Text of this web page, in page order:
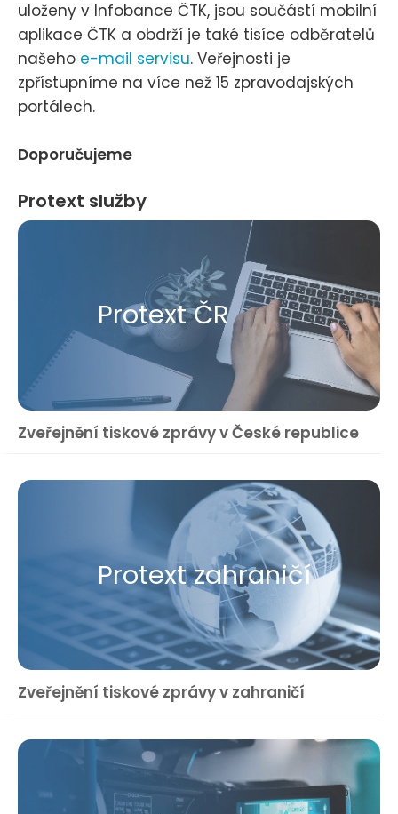
uloženy v Infobance ČTK, jsou součástí mobilní
aplikace ČTK a obdrží je také tisíce odběratelů
našeho e-mail servisu. Veřejnosti je
zpřístupníme na více než 15 zpravodajských
portálech.
Doporučujeme
Protext služby
Protext ČR
Zveřejnění tiskové zprávy v České republice
Protext zahraničí
Zveřejnění tiskové zprávy v zahraničí